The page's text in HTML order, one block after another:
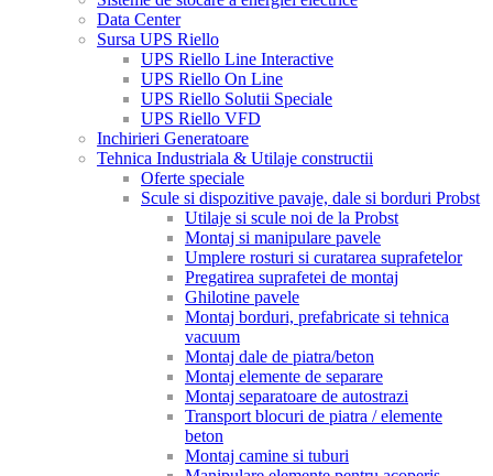
Data Center
Sursa UPS Riello
UPS Riello Line Interactive
UPS Riello On Line
UPS Riello Solutii Speciale
UPS Riello VFD
Inchirieri Generatoare
Tehnica Industriala & Utilaje constructii
Oferte speciale
Scule si dispozitive pavaje, dale si borduri Probst
Utilaje si scule noi de la Probst
Montaj si manipulare pavele
Umplere rosturi si curatarea suprafetelor
Pregatirea suprafetei de montaj
Ghilotine pavele
Montaj borduri, prefabricate si tehnica
vacuum
Montaj dale de piatra/beton
Montaj elemente de separare
Montaj separatoare de autostrazi
Transport blocuri de piatra / elemente
beton
Montaj camine si tuburi